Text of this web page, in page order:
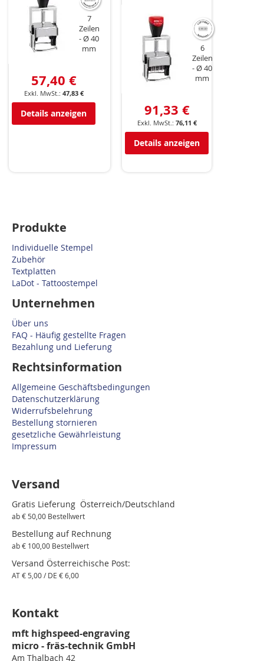
7
Zeilen
Ø 40
mm
57,40 €
47,83 €
Details anzeigen
6
Zeilen
Ø 40
mm
91,33 €
76,11 €
Details anzeigen
Produkte
Individuelle Stempel
Zubehör
Textplatten
LaDot - Tattoostempel
Unternehmen
Über uns
FAQ - Häufig gestellte Fragen
Bezahlung und Lieferung
Rechtsinformation
Allgemeine Geschäftsbedingungen
Datenschutzerklärung
Widerrufsbelehrung
Bestellung stornieren
gesetzliche Gewährleistung
Impressum
Versand
Gratis Lieferung Österreich/Deutschland
ab € 50,00 Bestellwert
Bestellung auf Rechnung
ab € 100,00 Bestellwert
Versand Österreichische Post:
AT € 5,00 / DE € 6,00
Kontakt
mft highspeed-engraving
micro - fräs-technik GmbH
Am Thalbach 42